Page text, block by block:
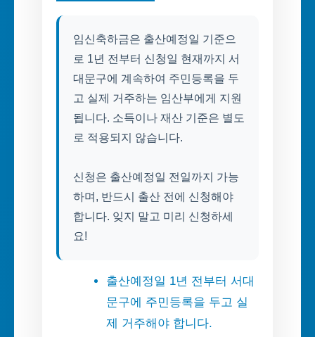
임신축하금은 출산예정일 기준으
로 1년 전부터 신청일 현재까지 서
대문구에 계속하여 주민등록을 두
고 실제 거주하는 임산부에게 지원
됩니다. 소득이나 재산 기준은 별도
로 적용되지 않습니다.
신청은 출산예정일 전일까지 가능
하며, 반드시 출산 전에 신청해야
합니다. 잊지 말고 미리 신청하세
요!
출산예정일 1년 전부터 서대
문구에 주민등록을 두고 실
제 거주해야 합니다.